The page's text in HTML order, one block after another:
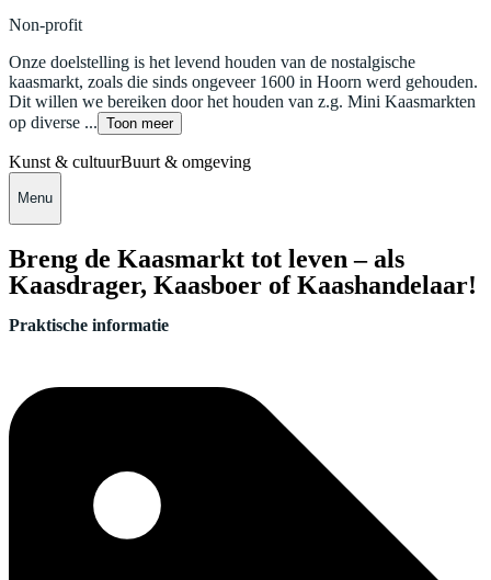
Non-profit
Onze doelstelling is het levend houden van de nostalgische
kaasmarkt, zoals die sinds ongeveer 1600 in Hoorn werd gehouden.
Dit willen we bereiken door het houden van z.g. Mini Kaasmarkten
op diverse ... Toon meer
Kunst & cultuurBuurt & omgeving
Menu
Breng de Kaasmarkt tot leven – als
Kaasdrager, Kaasboer of Kaashandelaar!
Praktische informatie